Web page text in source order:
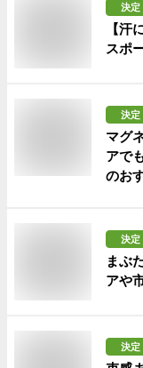
決定
【汗
スポ
決定
マグ
アで
のお
決定
まぶ
アや
決定